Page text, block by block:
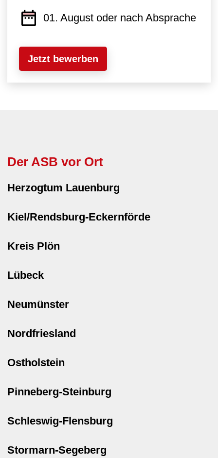
01. August oder nach Absprache
Jetzt bewerben
Der ASB vor Ort
Herzogtum Lauenburg
Kiel/Rendsburg-Eckernförde
Kreis Plön
Lübeck
Neumünster
Nordfriesland
Ostholstein
Pinneberg-Steinburg
Schleswig-Flensburg
Stormarn-Segeberg